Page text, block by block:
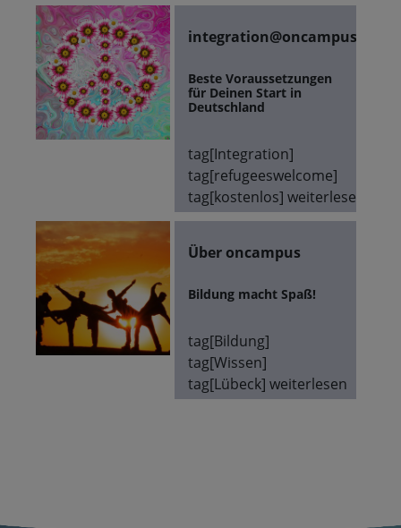
integration@oncampus
Beste Voraussetzungen
für Deinen Start in
Deutschland
tag[Integration]
tag[refugeeswelcome]
tag[kostenlos] weiterlesen
Über oncampus
Bildung macht Spaß!
tag[Bildung]
tag[Wissen]
tag[Lübeck] weiterlesen